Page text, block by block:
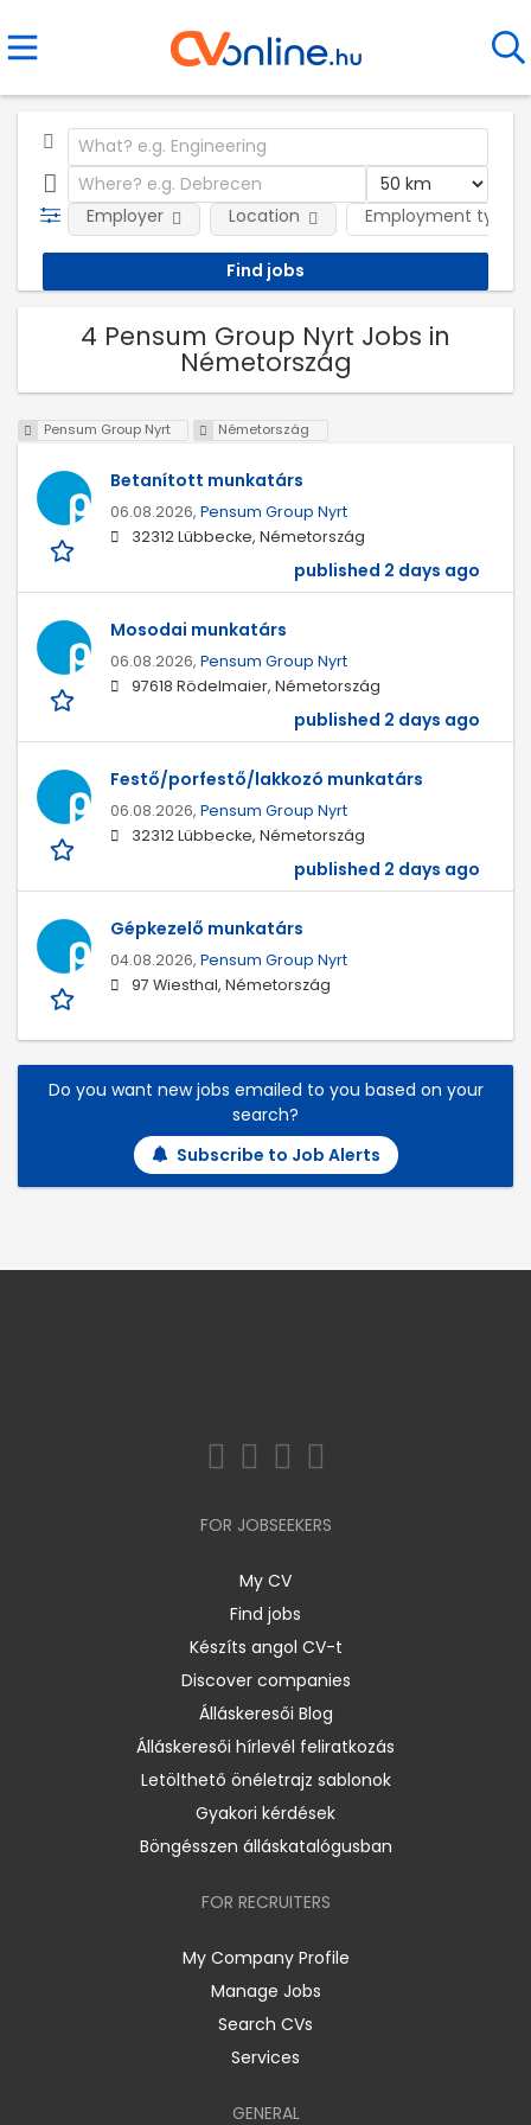
Employment type
Employer Location
4 Pensum Group Nyrt Jobs in
Németország
Pensum Group Nyrt Németország
Betanított munkatárs
06.08.2026, Pensum Group Nyrt
32312 Lübbecke, Németország
published 2 days ago
Mosodai munkatárs
06.08.2026, Pensum Group Nyrt
97618 Rödelmaier, Németország
published 2 days ago
Festő/porfestő/lakkozó munkatárs
06.08.2026, Pensum Group Nyrt
32312 Lübbecke, Németország
published 2 days ago
Gépkezelő munkatárs
04.08.2026, Pensum Group Nyrt
97 Wiesthal, Németország
Do you want new jobs emailed to you based on your
search?
Subscribe to Job Alerts
FOR JOBSEEKERS
My CV
Find jobs
Készíts angol CV-t
Discover companies
Álláskeresői Blog
Álláskeresői hírlevél feliratkozás
Letölthető önéletrajz sablonok
Gyakori kérdések
Böngésszen álláskatalógusban
FOR RECRUITERS
My Company Profile
Manage Jobs
Search CVs
Services
GENERAL